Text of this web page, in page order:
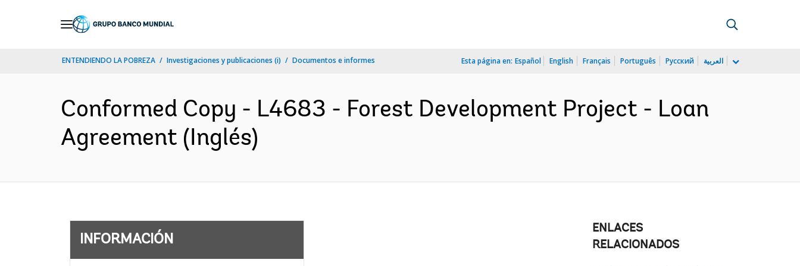
ENTENDIENDO LA POBREZA Investigaciones y publicaciones (i) Documentos e informes Esta página en: Español English Français Português Русский العربية
Conformed Copy - L4683 - Forest Development Project - Loan
Agreement (Inglés)
INFORMACIÓN
ENLACES
RELACIONADOS